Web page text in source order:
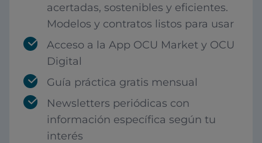
acertadas, sostenibles y eficientes.
Modelos y contratos listos para usar
Acceso a la App OCU Market y OCU
Digital
Guía práctica gratis mensual
Newsletters periódicas con
información específica según tu
interés